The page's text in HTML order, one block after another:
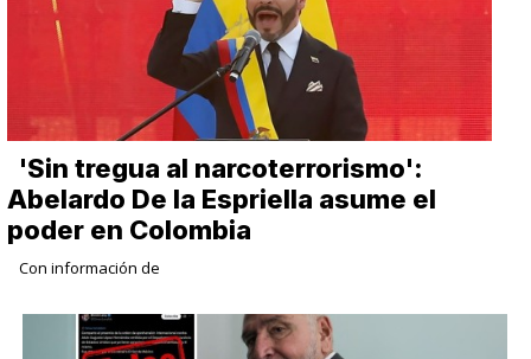
​'Sin tregua al narcoterrorismo':
Abelardo De la Espriella asume el
poder en Colombia
Con información de